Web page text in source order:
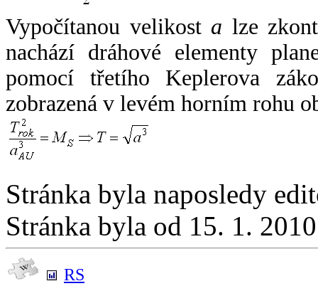
Vypočítanou velikost a lze
nachází dráhové elementy
pomocí třetího Keplerova
zobrazená v levém horním rohu
Stránka byla naposledy
Stránka byla od 15. 1.
RS